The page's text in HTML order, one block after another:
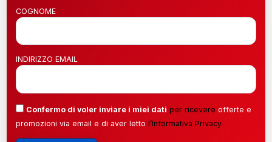
COGNOME
INDIRIZZO EMAIL
Confermo di voler inviare i miei dati per ricevere offerte e
promozioni via email e di aver letto l’Informativa Privacy.